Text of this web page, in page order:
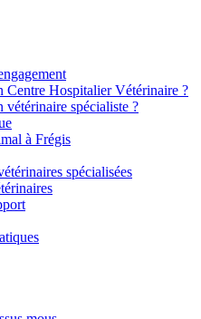
Centre Hospitalier Vétérinaire ?
vétérinaire spécialiste ?
à Frégis
spécialisées